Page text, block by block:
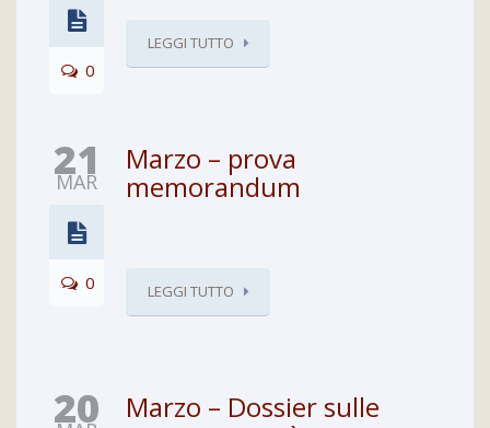
0
LEGGI TUTTO
21
MAR
0
Marzo – prova
memorandum
LEGGI TUTTO
20 Marzo – Dossier sulle